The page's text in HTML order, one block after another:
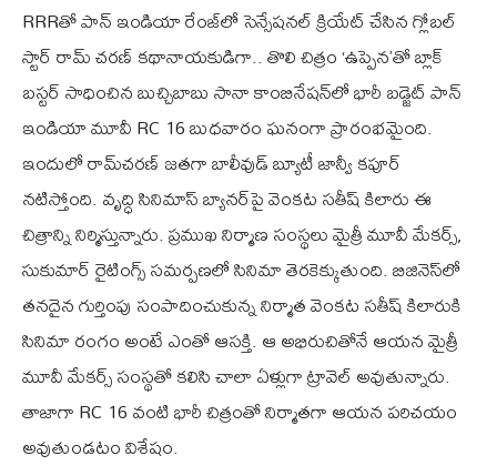
RRRతో పాన్ ఇండియా రేంజ్‌లో సెన్సేష‌న‌ల్ క్రియేట్ చేసిన గ్లోబ‌ల్
స్టార్ రామ్ చ‌ర‌ణ్ క‌థానాయ‌కుడిగా.. తొలి చిత్రం ‘ఉప్పెన’తో బ్లాక్
బ‌స్ట‌ర్ సాధించిన బుచ్చిబాబు సానా కాంబినేష‌న్‌లో భారీ బడ్జెట్ పాన్
ఇండియా మూవీ RC 16 బుధ‌వారం ఘ‌నంగా ప్రారంభ‌మైంది.
ఇందులో రామ్‌చ‌ర‌ణ్ జ‌త‌గా బాలీవుడ్ బ్యూటీ జాన్వీ క‌పూర్
న‌టిస్తోంది. వృద్ధి సినిమాస్ బ్యాన‌ర్‌పై వెంక‌ట స‌తీష్ కిలారు ఈ
చిత్రాన్ని నిర్మిస్తున్నారు. ప్రముఖ నిర్మాణ సంస్థ‌లు మైత్రీ మూవీ మేక‌ర్స్‌,
సుకుమార్ రైటింగ్స్ స‌మ‌ర్ప‌ణ‌లో సినిమా తెరకెక్కుతుంది. బిజినెస్‌లో
తనదైన గుర్తింపు సంపాదించుకున్న నిర్మాత వెంకట సతీష్ కిలారుకి
సినిమా రంగం అంటే ఎంతో ఆసక్తి. ఆ అభిరుచితోనే ఆయన మైత్రీ
మూవీ మేకర్స్ సంస్థతో కలిసి చాలా ఏళ్లుగా ట్రావెల్ అవుతున్నారు.
తాజాగా RC 16 వంటి భారీ చిత్రంతో నిర్మాతగా ఆయన పరిచయం
అవుతుండటం విశేషం.